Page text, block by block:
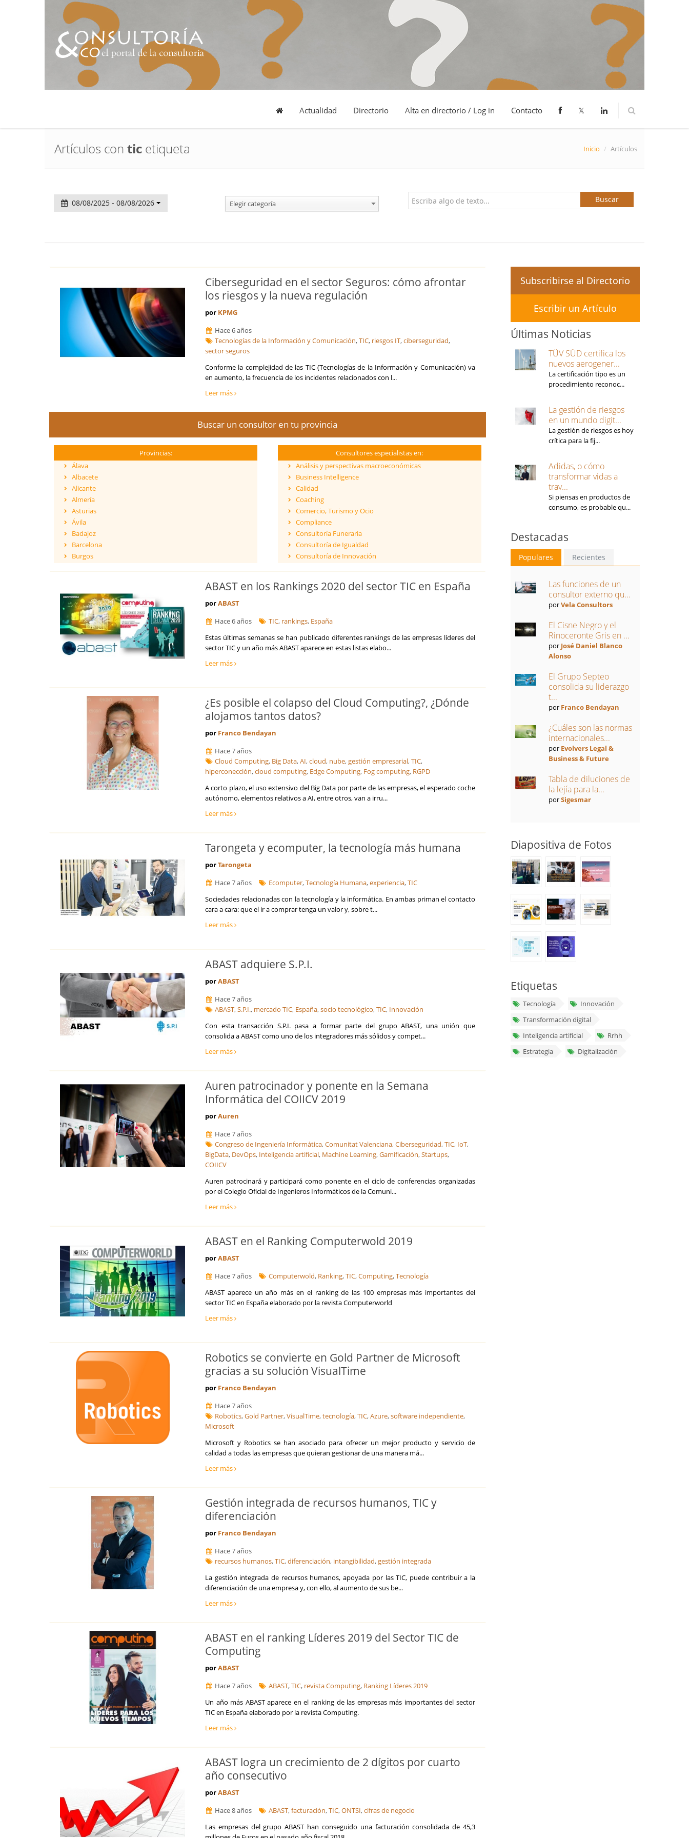
Actualidad Directorio Alta en directorio / Log in Contacto 𝕏
Artículos con tic etiqueta Inicio / Artículos
08/08/2025 - 08/08/2026 Elegir categoría Buscar
Ciberseguridad en el sector Seguros: cómo afrontar
los riesgos y la nueva regulación
por KPMG
Hace 6 años
Tecnologías de la Información y Comunicación,TIC, riesgos IT,ciberseguridad,
sector seguros
Conforme la complejidad de las TIC (Tecnologías de la Información y Comunicación) va
en aumento, la frecuencia de los incidentes relacionados con l...
Leer más
Buscar un consultor en tu provincia
Provincias:
Álava
Albacete
Alicante
Almería
Asturias
Ávila
Badajoz
Barcelona
Burgos
Castellón
Ceuta
Ciudad Real
Córdoba
Cuenca
Girona
Islas Baleares
La Coruña
La Rioja
Las Palmas
León
Lleida
Navarra
Orense
Palencia
Pontevedra
Salamanca
Santa Cruz de Tenerife
Teruel
Toledo
Valladolid
Vizcaya
Zamora
Consultores especialistas en:
Análisis y perspectivas macroeconómicas
Business Intelligence
Calidad
Coaching
Comercio, Turismo y Ocio
Compliance
Consultoría Funeraria
Consultoría de Igualdad
Consultoría de Innovación
Eficiencia Energética
Formación
Franquicias
Fusiones y Adquisiciones
Licitaciones y Concursos Públicos
Logística y Transporte
Reestructuraciones Empresariales
Refinanciación de Deudas
Salud
Seguridad Alimentaria
Ventas y Comercial
ABAST en los Rankings 2020 del sector TIC en España
porABAST
Hace 6 años
TIC, rankings, España
Estas últimas semanas se han publicado diferentes rankings de las empresas líderes del
sector TIC y un año más ABAST aparece en estas listas elabo...
Leer más
¿Es posible el colapso del Cloud Computing?, ¿Dónde
alojamos tantos datos?
por Franco Bendayan
Hace 7 años
Cloud Computing, Big Data,AI,cloud, nube,gestión empresarial,TIC,
hiperconección,cloud computing, Edge Computing, Fog computing, RGPD
A corto plazo, el uso extensivo del Big Data por parte de las empresas, el esperado coche
autónomo, elementos relativos a AI, entre otros, van a irru...
Leer más
Tarongeta y ecomputer, la tecnología más humana
porTarongeta
Hace 7 años
Ecomputer,Tecnología Humana,experiencia,TIC
Sociedades relacionadas con la tecnología y la informática. En ambas priman el contacto
cara a cara: que el ir a comprar tenga un valor y, sobre t...
Leer más
ABAST adquiere S.P.I.
porABAST
Hace 7 años
ABAST,S.P.I., mercado TIC, España,socio tecnológico,TIC, Innovación
Con esta transacción S.P.I. pasa a formar parte del grupo ABAST, una unión que
consolida a ABAST como uno de los integradores más sólidos y compet...
Leer más
Auren patrocinador y ponente en la Semana
Informática del COIICV 2019
porAuren
Hace 7 años
Congreso de Ingeniería Informática,Comunitat Valenciana,Ciberseguridad,TIC, IoT,
BigData, DevOps, Inteligencia artificial, Machine Learning,Gamificación,Startups,
COIICV
Auren patrocinará y participará como ponente en el ciclo de conferencias organizadas
por el Colegio Oficial de Ingenieros Informáticos de la Comuni...
Leer más
ABAST en el Ranking Computerwold 2019
porABAST
Hace 7 años
Computerwold, Ranking,TIC,Computing,Tecnología
ABAST aparece un año más en el ranking de las 100 empresas más importantes del
sector TIC en España elaborado por la revista Computerworld
Leer más
Robotics se convierte en Gold Partner de Microsoft
gracias a su solución VisualTime
por Franco Bendayan
Hace 7 años
Robotics,Gold Partner,VisualTime,tecnología,TIC,Azure,software independiente,
Microsoft
Microsoft y Robotics se han asociado para ofrecer un mejor producto y servicio de
calidad a todas las empresas que quieran gestionar de una manera má...
Leer más
Gestión integrada de recursos humanos, TIC y
diferenciación
por Franco Bendayan
Hace 7 años
recursos humanos,TIC,diferenciación, intangibilidad,gestión integrada
La gestión integrada de recursos humanos, apoyada por las TIC, puede contribuir a la
diferenciación de una empresa y, con ello, al aumento de sus be...
Leer más
ABAST en el ranking Líderes 2019 del Sector TIC de
Computing
porABAST
Hace 7 años
ABAST,TIC, revista Computing, Ranking Líderes 2019
Un año más ABAST aparece en el ranking de las empresas más importantes del sector
TIC en España elaborado por la revista Computing.
Leer más
ABAST logra un crecimiento de 2 dígitos por cuarto
año consecutivo
porABAST
Hace 8 años
ABAST,facturación,TIC,ONTSI,cifras de negocio
Las empresas del grupo ABAST han conseguido una facturación consolidada de 45,3
Subscribirse al Directorio
Escribir un Artículo
Últimas Noticias
TÜV SÜD certifica los
nuevos aerogener...
La certificación tipo es un
procedimiento reconoc...
La gestión de riesgos
en un mundo digit...
La gestión de riesgos es hoy
crítica para la fij...
Adidas, o cómo
transformar vidas a
trav...
Si piensas en productos de
consumo, es probable qu...
Destacadas
Populares Recientes
Las funciones de un
consultor externo qu...
porVela Consultors
El Cisne Negro y el
Rinoceronte Gris en ...
por José Daniel Blanco
Alonso
El Grupo Septeo
consolida su liderazgo
t...
por Franco Bendayan
¿Cuáles son las normas
internacionales...
por Evolvers Legal &
Business & Future
Tabla de diluciones de
la lejía para la...
porSigesmar
Diapositiva de Fotos
Etiquetas
Tecnología
Innovación
Transformación digital
Inteligencia artificial
Rrhh
Estrategia
Digitalización